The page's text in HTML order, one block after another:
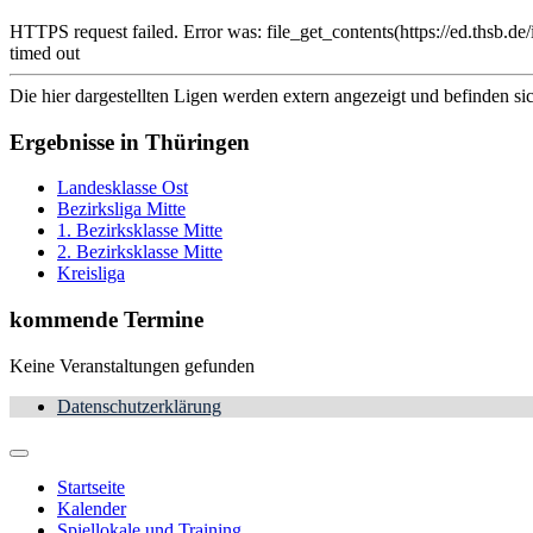
HTTPS request failed. Error was: file_get_contents(https://
timed out
Die hier dargestellten Ligen werden extern angezeigt und befinden
Ergebnisse in Thüringen
Landesklasse Ost
Bezirksliga Mitte
1. Bezirksklasse Mitte
2. Bezirksklasse Mitte
Kreisliga
kommende Termine
Keine Veranstaltungen gefunden
Datenschutzerklärung
Startseite
Kalender